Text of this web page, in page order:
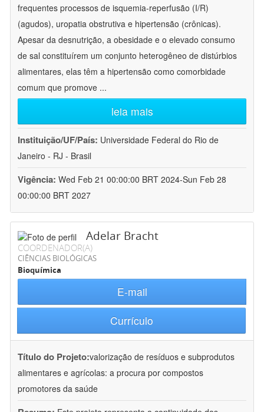
frequentes processos de isquemia-reperfusão (I/R)
(agudos), uropatia obstrutiva e hipertensão (crônicas).
Apesar da desnutrição, a obesidade e o elevado consumo
de sal constituírem um conjunto heterogêneo de distúrbios
alimentares, elas têm a hipertensão como comorbidade
comum que promove ...
leia mais
Instituição/UF/País: Universidade Federal do Rio de
Janeiro - RJ - Brasil
Vigência: Wed Feb 21 00:00:00 BRT 2024-Sun Feb 28
00:00:00 BRT 2027
Adelar Bracht
COORDENADOR(A)
CIÊNCIAS BIOLÓGICAS
Bioquímica
E-mail
Currículo
Título do Projeto:valorização de resíduos e subprodutos
alimentares e agrícolas: a procura por compostos
promotores da saúde